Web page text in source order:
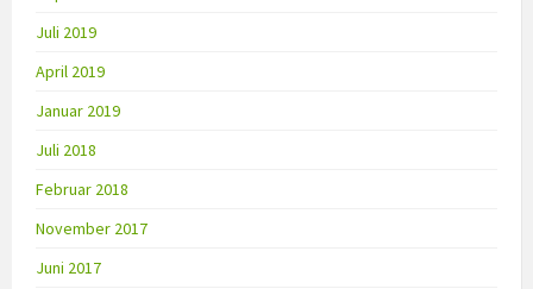
Juli 2019
April 2019
Januar 2019
Juli 2018
Februar 2018
November 2017
Juni 2017